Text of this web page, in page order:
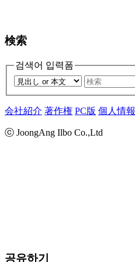
検索
검색어 입력폼
会社紹介 著作権 PC版 個人情報
ⓒ JoongAng Ilbo Co.,Ltd
공유하기